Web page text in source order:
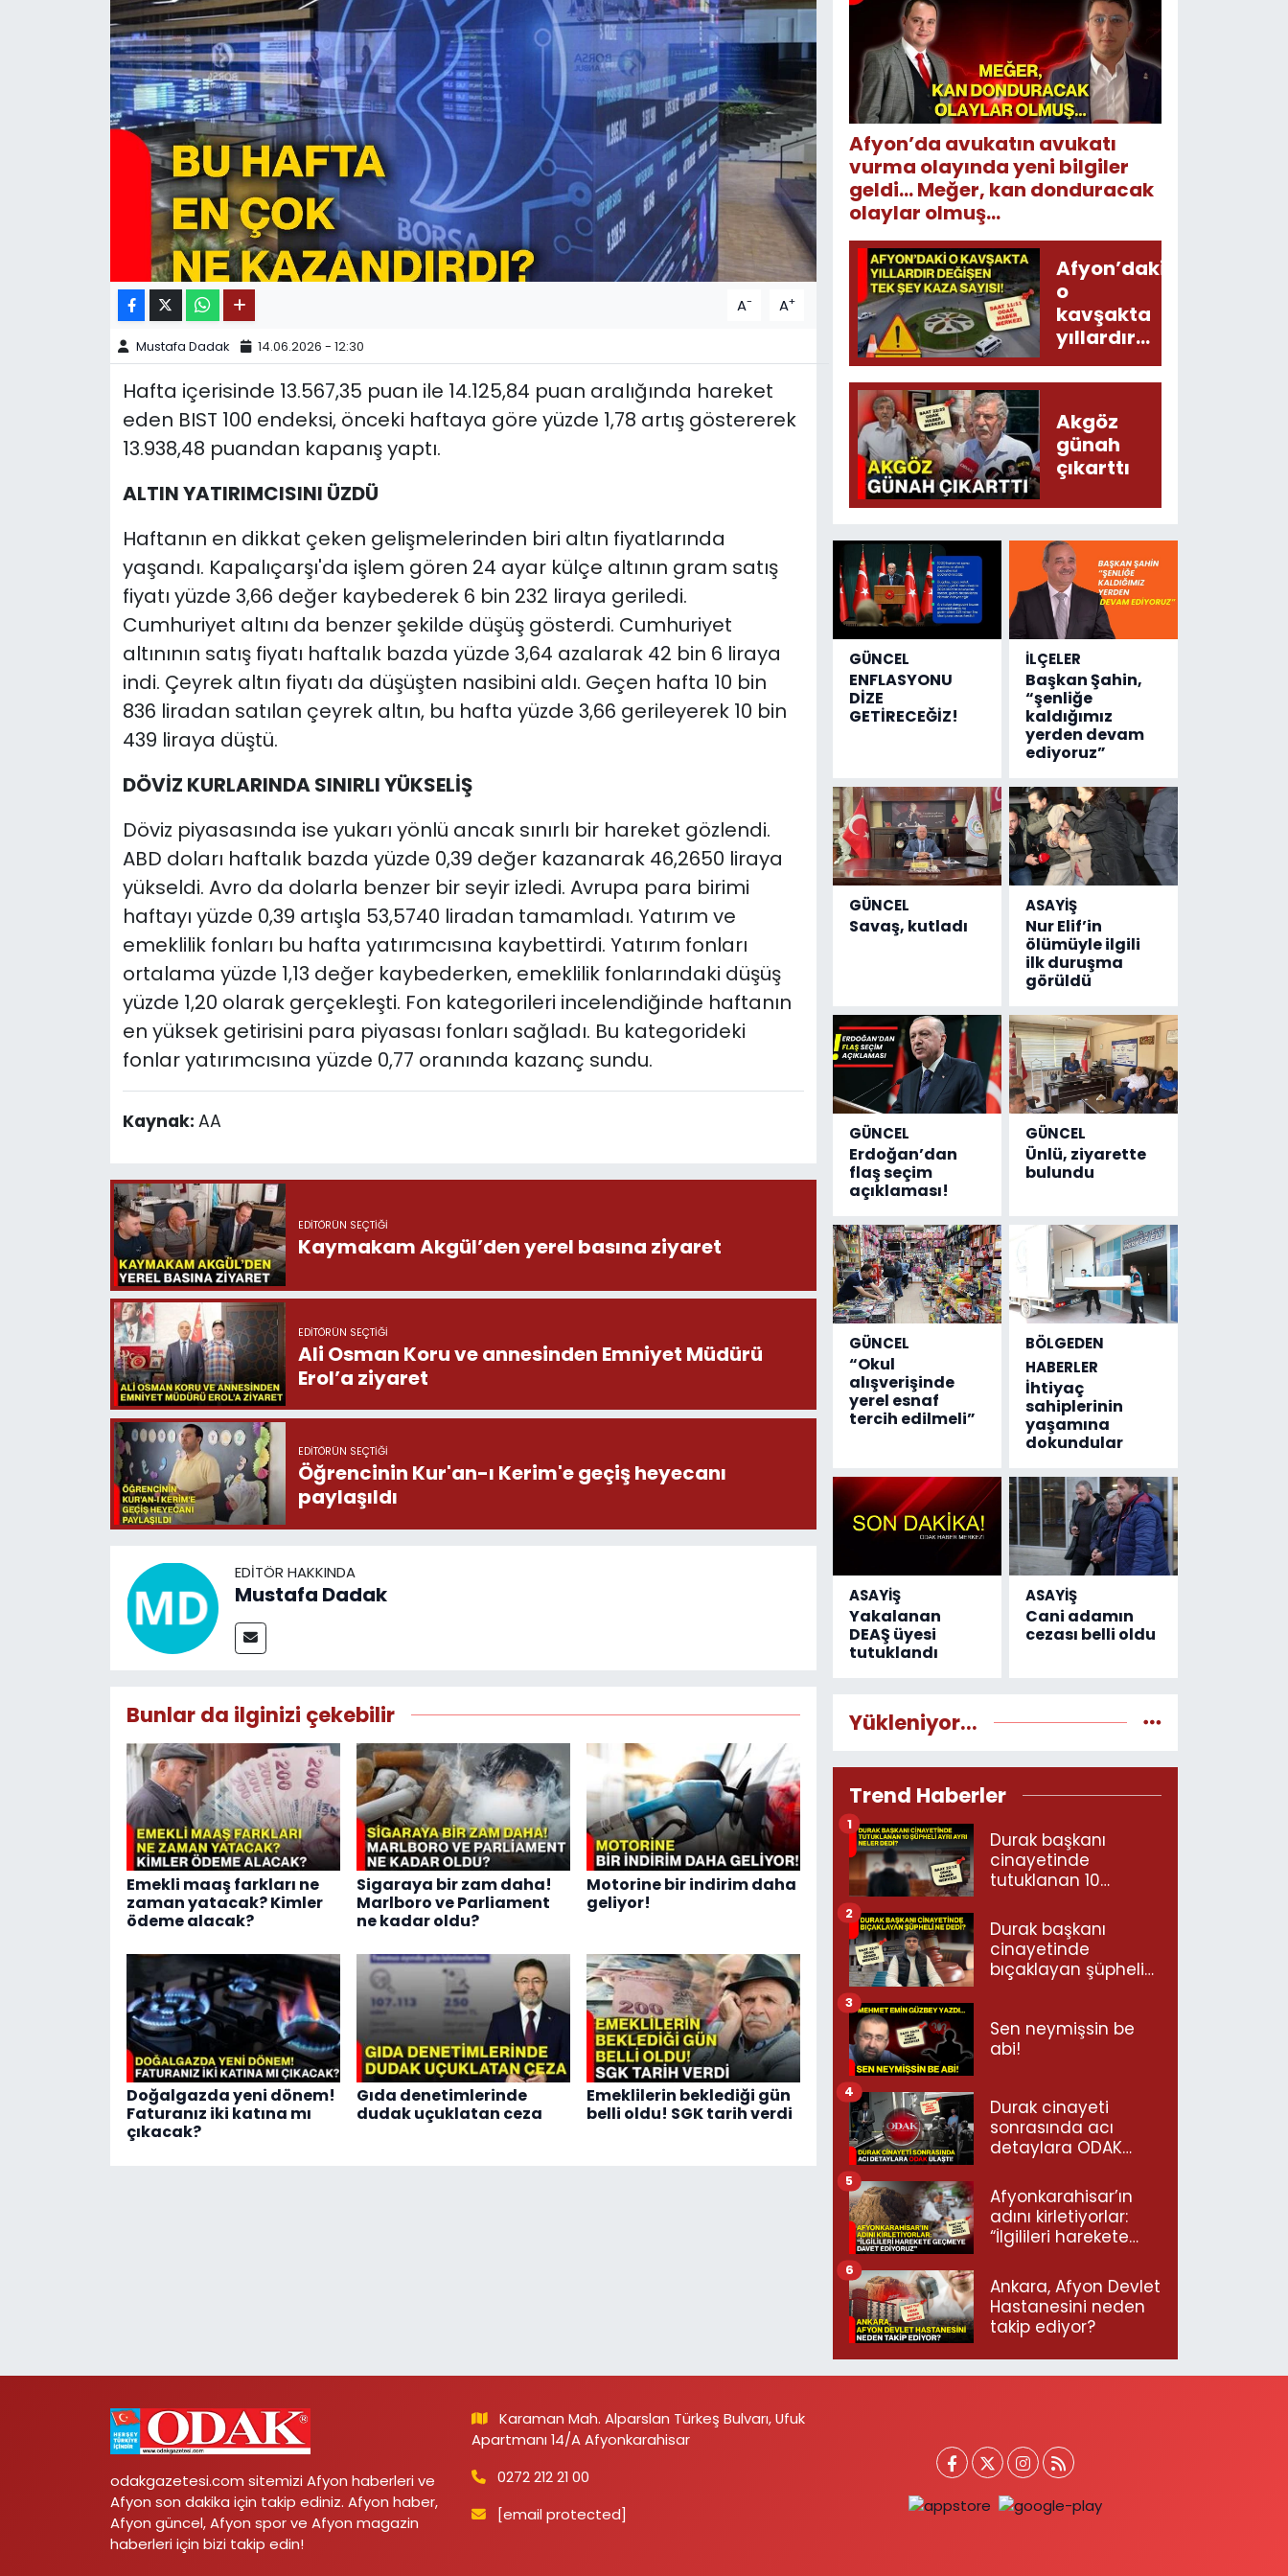
A- A+
Mustafa Dadak 14.06.2026 - 12:30
Hafta içerisinde 13.567,35 puan ile 14.125,84 puan aralığında hareket
eden BIST 100 endeksi, önceki haftaya göre yüzde 1,78 artış göstererek
13.938,48 puandan kapanış yaptı.
ALTIN YATIRIMCISINI ÜZDÜ
Haftanın en dikkat çeken gelişmelerinden biri altın fiyatlarında
yaşandı. Kapalıçarşı'da işlem gören 24 ayar külçe altının gram satış
fiyatı yüzde 3,66 değer kaybederek 6 bin 232 liraya geriledi.
Cumhuriyet altını da benzer şekilde düşüş gösterdi. Cumhuriyet
altınının satış fiyatı haftalık bazda yüzde 3,64 azalarak 42 bin 6 liraya
indi. Çeyrek altın fiyatı da düşüşten nasibini aldı. Geçen hafta 10 bin
836 liradan satılan çeyrek altın, bu hafta yüzde 3,66 gerileyerek 10 bin
439 liraya düştü.
DÖVİZ KURLARINDA SINIRLI YÜKSELİŞ
Döviz piyasasında ise yukarı yönlü ancak sınırlı bir hareket gözlendi.
ABD doları haftalık bazda yüzde 0,39 değer kazanarak 46,2650 liraya
yükseldi. Avro da dolarla benzer bir seyir izledi. Avrupa para birimi
haftayı yüzde 0,39 artışla 53,5740 liradan tamamladı. Yatırım ve
emeklilik fonları bu hafta yatırımcısına kaybettirdi. Yatırım fonları
ortalama yüzde 1,13 değer kaybederken, emeklilik fonlarındaki düşüş
yüzde 1,20 olarak gerçekleşti. Fon kategorileri incelendiğinde haftanın
en yüksek getirisini para piyasası fonları sağladı. Bu kategorideki
fonlar yatırımcısına yüzde 0,77 oranında kazanç sundu.
Kaynak: AA
EDITÖRÜN SEÇTIĞI
Kaymakam Akgül’den yerel basına ziyaret
EDITÖRÜN SEÇTIĞI
Ali Osman Koru ve annesinden Emniyet Müdürü
Erol’a ziyaret
EDITÖRÜN SEÇTIĞI
Öğrencinin Kur'an-ı Kerim'e geçiş heyecanı
paylaşıldı
EDITÖR HAKKINDA
Mustafa Dadak
Bunlar da ilginizi çekebilir
Emekli maaş farkları ne
zaman yatacak? Kimler
ödeme alacak?
Sigaraya bir zam daha!
Marlboro ve Parliament
ne kadar oldu?
Motorine bir indirim daha
geliyor!
Doğalgazda yeni dönem!
Faturanız iki katına mı
çıkacak?
Gıda denetimlerinde
dudak uçuklatan ceza
Emeklilerin beklediği gün
belli oldu! SGK tarih verdi
Afyon’da avukatın avukatı
vurma olayında yeni bilgiler
geldi... Meğer, kan donduracak
olaylar olmuş...
Afyon’daki
o
kavşakta
yıllardır
değişen
tek şey
sayısı!
Akgöz
günah
çıkarttı
GÜNCEL
ENFLASYONU
DİZE
GETİRECEĞİZ!
İLÇELER
Başkan Şahin,
“şenliğe
kaldığımız
yerden devam
ediyoruz”
GÜNCEL
Savaş, kutladı
ASAYİŞ
Nur Elif’in
ölümüyle ilgili
ilk duruşma
görüldü
GÜNCEL
Erdoğan’dan
flaş seçim
açıklaması!
GÜNCEL
Ünlü, ziyarette
bulundu
GÜNCEL
“Okul
alışverişinde
yerel esnaf
tercih edilmeli”
BÖLGEDEN
HABERLER
İhtiyaç
sahiplerinin
yaşamına
dokundular
ASAYİŞ
Yakalanan
DEAŞ üyesi
tutuklandı
ASAYİŞ
Cani adamın
cezası belli oldu
Yükleniyor...
Trend Haberler
Durak başkanı
cinayetinde
tutuklanan 10
neler dedi?
1
Durak başkanı
cinayetinde
bıçaklayan şüpheli
2
Sen neymişsin be
abi!
3
Durak cinayeti
sonrasında acı
detaylara ODAK
4
Afyonkarahisar’ın
adını kirletiyorlar:
“İlgilileri harekete
ediyoruz”
5
Ankara, Afyon Devlet
Hastanesini neden
takip ediyor?
6
odakgazetesi.com sitemizi Afyon haberleri ve
Afyon son dakika için takip ediniz. Afyon haber,
Afyon güncel, Afyon spor ve Afyon magazin
haberleri için bizi takip edin!
Karaman Mah. Alparslan Türkeş Bulvarı, Ufuk
Apartmanı 14/A Afyonkarahisar
0272 212 21 00
[email protected]
11:11 MANŞET